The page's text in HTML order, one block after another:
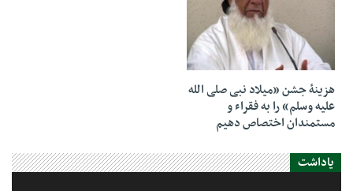
24 نوامبر 2018
هزینۀ جشن «میلاد نبی صلی الله
علیه وسلم» را به فقراء و
مستمندان اختصاص دهیم
یاداشت